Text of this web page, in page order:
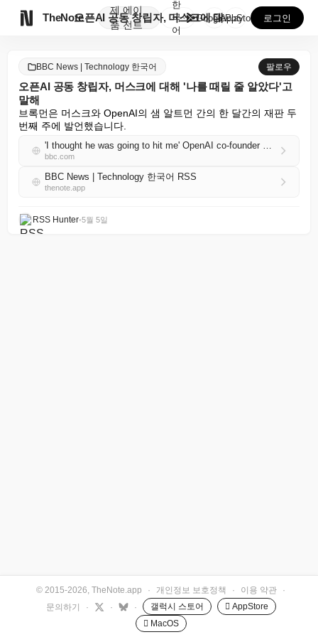
TheNote
제
품
에이
전트
오픈AI 공동 창립자, 머스크에 대해 '나를 때릴 줄 ...
한
국
어
GooglePlay
AppStore 로그인
BBC News | Technology 한국어 팔로우
오픈AI 공동 창립자, 머스크에 대해 '나를 때릴 줄 알았다'고
말해
브록먼은 머스크와 OpenAI의 샘 알트먼 간의 한 달간의 재판 두
번째 주에 발언했습니다.
'I thought he was going to hit me' OpenAI co-founder says of Musk
bbc.com
BBC News | Technology 한국어 RSS
thenote.app
RSS Hunter•5월 5일
© 2015-2026, TheNote.app · 개인정보 보호정책 · 이용 약관
·
문의하기
· · · 갤럭시 스토어
 AppStore
 MacOS